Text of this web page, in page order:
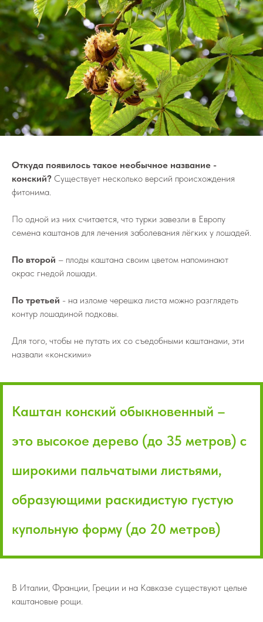
Откуда появилось такое необычное название -
конский? Существует несколько версий происхождения
фитонима.
По одной из них считается, что турки завезли в Европу
семена каштанов для лечения заболевания лёгких у лошадей.
По второй – плоды каштана своим цветом напоминают
окрас гнедой лошади.
По третьей - на изломе черешка листа можно разглядеть
контур лошадиной подковы.
Для того, чтобы не путать их со съедобными каштанами, эти
назвали «конскими»
Каштан конский обыкновенный –
это высокое дерево (до 35 метров) с
широкими пальчатыми листьями,
образующими раскидистую густую
купольную форму (до 20 метров)
В Италии, Франции, Греции и на Кавказе существуют целые
каштановые рощи.